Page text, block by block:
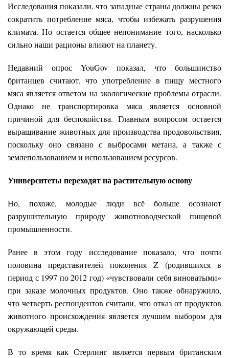
Исследования показали, что западные страны должны резко
сократить потребление мяса, чтобы избежать разрушения
климата. Но остается общее непонимание того, насколько
сильно наши рационы влияют на планету.
Недавний опрос YouGov показал, что большинство
британцев считают, что употребление в пищу местного
мяса является ответом на экологические проблемы отрасли.
Однако не транспортировка мяса является основной
причиной для беспокойства. Главным вопросом остается
выращивание животных для производства продовольствия,
поскольку оно связано с выбросами метана, а также с
землепользованием и использованием ресурсов.
Университеты переходят на растительную основу
Но, похоже, молодые люди всё больше осознают
разрушительную природу животноводческой пищевой
промышленности.
Ранее в этом году исследование показало, что почти
половина представителей поколения Z (родившихся в
период с 1997 по 2012 год) «чувствовали себя виноватыми»
при заказе молочных продуктов. Оно также обнаружило,
что четверть респондентов считали, что отказ от продуктов
животного происхождения является лучшим выбором для
окружающей среды.
В то время как Стерлинг является первым британским